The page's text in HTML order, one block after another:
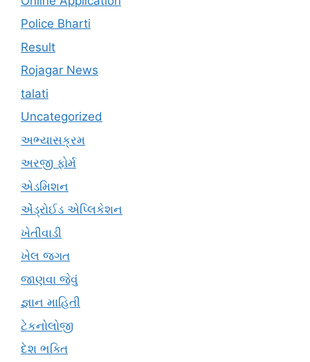
Police Bharti
Result
Rojagar News
talati
Uncategorized
અભ્યાસક્રમ
અરજી ફોર્મ
એડમિશન
એંડ્રોઈડ એપ્લિકેશન
ખેતીવાડી
ખેલ જગત
જાણવા જેવું
જ્ઞાન માહિતી
ટેકનોલોજી
દેશ ભક્તિ